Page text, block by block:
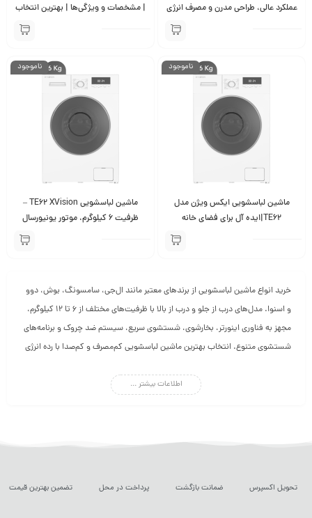
عملکرد عالی، طراحی مدرن و مصرف انرژی
| مشخصات و ویژگی‌ها | بهترین انتخاب
ناموجود
ماشین لباسشویی ایکس ویژن مدل
TE62|ایده آل برای فضای خانه
ناموجود
ماشین لباسشویی TE62 XVision –
ظرفیت 6 کیلوگرم، موتور یونیورسال
1200 دور در دقیقه، طراحی مدرن و
خرید انواع ماشین لباسشویی از برندهای معتبر مانند ال‌جی، سامسونگ، بوش، دوو
و اسنوا. مدل‌های درب از جلو و درب از بالا با ظرفیت‌های مختلف از 6 تا 12 کیلوگرم،
مجهز به فناوری اینورتر، بخارشوی، شستشوی سریع، سیستم ضد چروک و برنامه‌های
شستشوی متنوع. انتخاب بهترین ماشین لباسشویی کم‌مصرف و کم‌صدا با رده انرژی
اطلاعات بیشتر ...
تحویل اکسپرس ضمانت بازگشت پرداخت در محل تضمین بهترین قیمت